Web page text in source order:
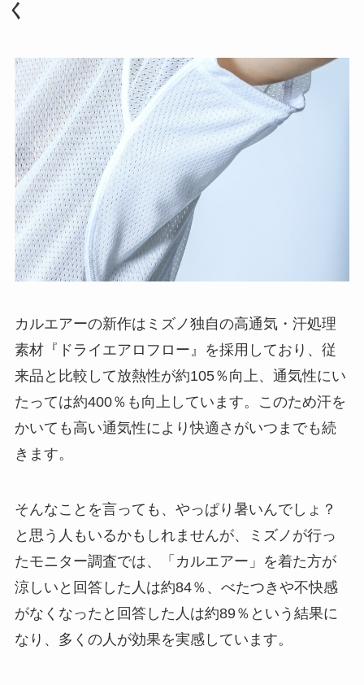
く
カルエアーの新作はミズノ独自の高通気・汗処理
素材『ドライエアロフロー』を採用しており、従
来品と比較して放熱性が約105％向上、通気性にい
たっては約400％も向上しています。このため汗を
かいても高い通気性により快適さがいつまでも続
きます。
そんなことを言っても、やっぱり暑いんでしょ？
と思う人もいるかもしれませんが、ミズノが行っ
たモニター調査では、「カルエアー」を着た方が
涼しいと回答した人は約84％、べたつきや不快感
がなくなったと回答した人は約89％という結果に
なり、多くの人が効果を実感しています。